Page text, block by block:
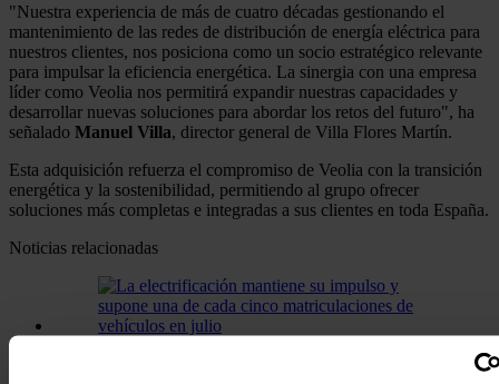
"Nuestra experiencia de más de cuatro décadas gestionando el
mantenimiento de las redes de distribución de energía eléctrica para
nuestros clientes, nos posiciona como un socio estratégico relevante
para impulsar la eficiencia energética. La sinergia con una empresa
líder como Veolia nos permitirá expandir nuestras capacidades y
desarrollar nuevas soluciones para abordar los retos del futuro", ha
señalado Manuel Villa, director general de Villa Flores Martín.
Esta adquisición refuerza el compromiso de Veolia con la transición
energética y la sostenibilidad, permitiendo al grupo ofrecer
soluciones más completas e integradas a sus clientes en toda España.
Noticias relacionadas